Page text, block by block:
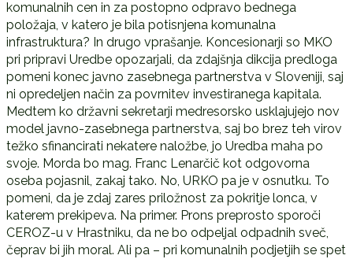
komunalnih cen in za postopno odpravo bednega
položaja, v katero je bila potisnjena komunalna
infrastruktura? In drugo vprašanje. Koncesionarji so MKO
pri pripravi Uredbe opozarjali, da zdajšnja dikcija predloga
pomeni konec javno zasebnega partnerstva v Sloveniji, saj
ni opredeljen način za povrnitev investiranega kapitala.
Medtem ko državni sekretarji medresorsko usklajujejo nov
model javno-zasebnega partnerstva, saj bo brez teh virov
težko sfinancirati nekatere naložbe, jo Uredba maha po
svoje. Morda bo mag. Franc Lenarčič kot odgovorna
oseba pojasnil, zakaj tako. No, URKO pa je v osnutku. To
pomeni, da je zdaj zares priložnost za pokritje lonca, v
katerem prekipeva. Na primer. Prons preprosto sporoči
CEROZ-u v Hrastniku, da ne bo odpeljal odpadnih sveč,
čeprav bi jih moral. Ali pa – pri komunalnih podjetjih se spet